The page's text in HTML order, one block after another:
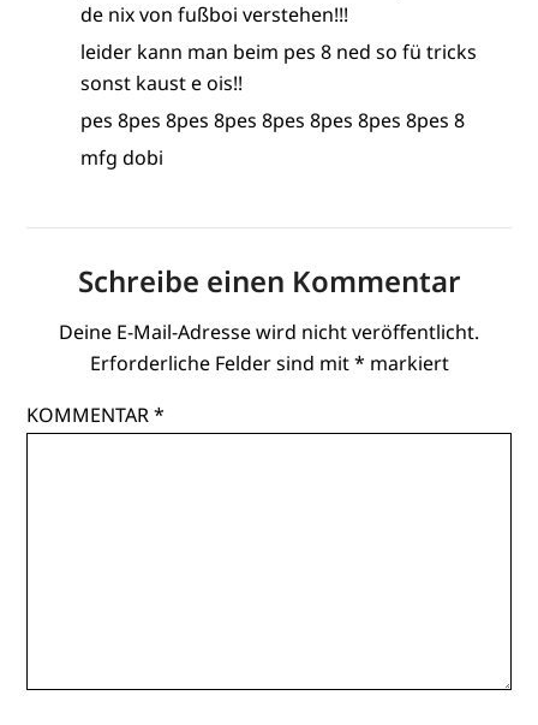
de nix von fußboi verstehen!!!
leider kann man beim pes 8 ned so fü tricks
sonst kaust e ois!!
pes 8pes 8pes 8pes 8pes 8pes 8pes 8pes 8
mfg dobi
Schreibe einen Kommentar
Deine E-Mail-Adresse wird nicht veröffentlicht.
Erforderliche Felder sind mit* markiert
KOMMENTAR*